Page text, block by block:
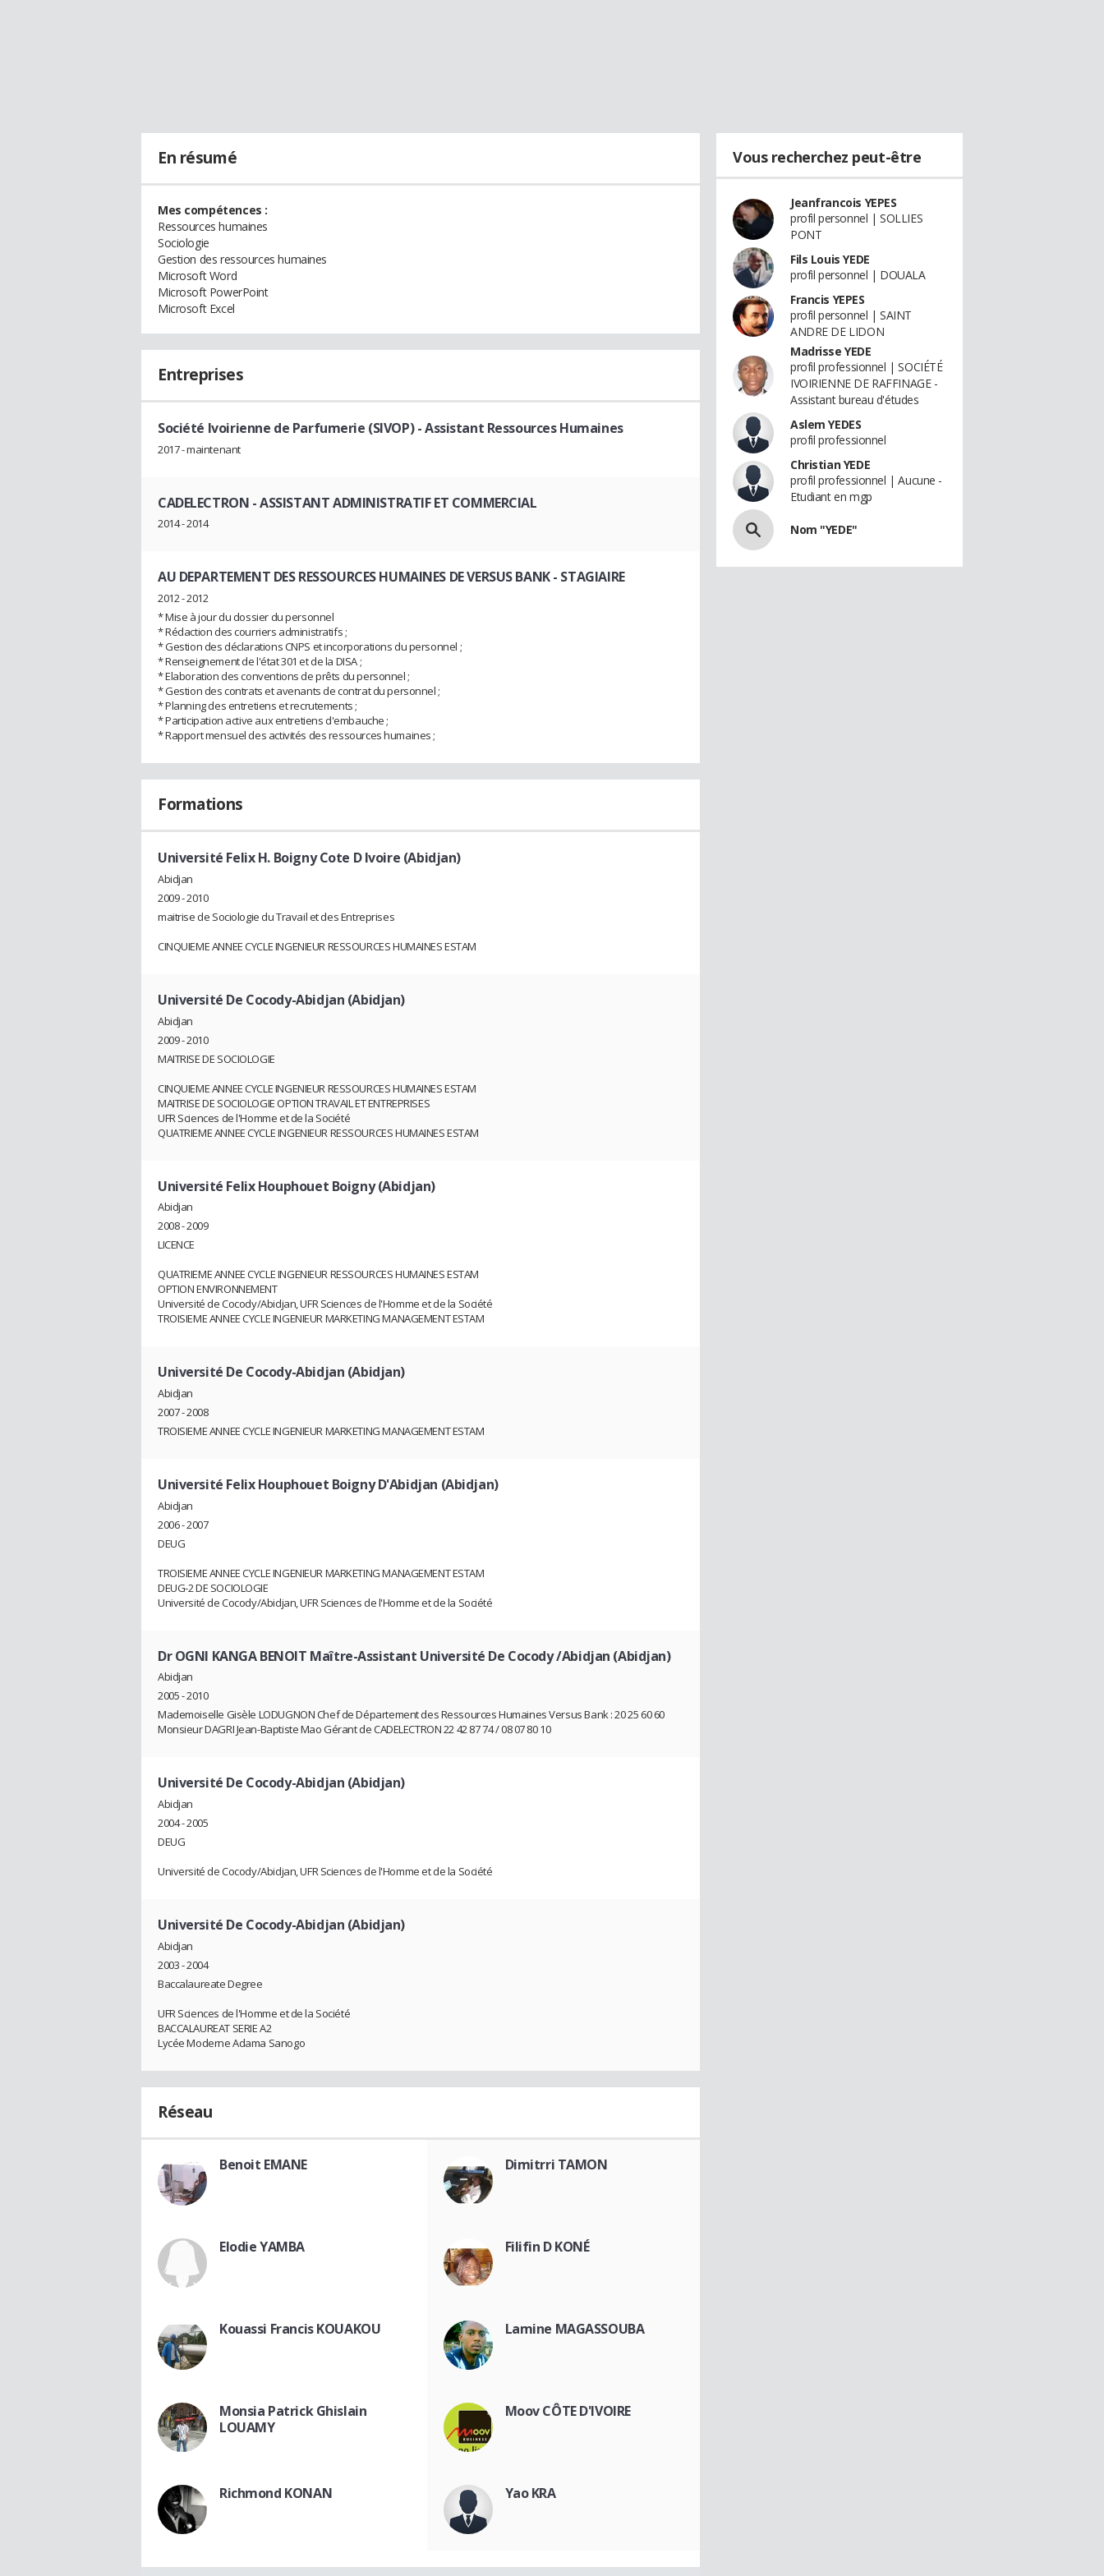
En résumé
Mes compétences :
Ressources humaines
Sociologie
Gestion des ressources humaines
Microsoft Word
Microsoft PowerPoint
Microsoft Excel
Entreprises
Société Ivoirienne de Parfumerie (SIVOP)- Assistant Ressources Humaines
2017 - maintenant
CADELECTRON - ASSISTANT ADMINISTRATIF ET COMMERCIAL
2014 - 2014
AU DEPARTEMENT DES RESSOURCES HUMAINES DE VERSUS BANK- STAGIAIRE
2012 - 2012
* Mise à jour du dossier du personnel
* Rédaction des courriers administratifs ;
* Gestion des déclarations CNPS et incorporations du personnel ;
* Renseignement de l'état 301 et de la DISA ;
* Elaboration des conventions de prêts du personnel ;
* Gestion des contrats et avenants de contrat du personnel ;
* Planning des entretiens et recrutements ;
* Participation active aux entretiens d'embauche ;
* Rapport mensuel des activités des ressources humaines ;
Formations
Université Felix H. Boigny Cote D Ivoire (Abidjan)
Abidjan
2009 - 2010
maitrise de Sociologie du Travail et des Entreprises
CINQUIEME ANNEE CYCLE INGENIEUR RESSOURCES HUMAINES ESTAM
Université De Cocody-Abidjan (Abidjan)
Abidjan
2009 - 2010
MAITRISE DE SOCIOLOGIE
CINQUIEME ANNEE CYCLE INGENIEUR RESSOURCES HUMAINES ESTAM
MAITRISE DE SOCIOLOGIE OPTION TRAVAIL ET ENTREPRISES
UFR Sciences de l'Homme et de la Société
QUATRIEME ANNEE CYCLE INGENIEUR RESSOURCES HUMAINES ESTAM
Université Felix Houphouet Boigny (Abidjan)
Abidjan
2008 - 2009
LICENCE
QUATRIEME ANNEE CYCLE INGENIEUR RESSOURCES HUMAINES ESTAM
OPTION ENVIRONNEMENT
Université de Cocody/Abidjan, UFR Sciences de l'Homme et de la Société
TROISIEME ANNEE CYCLE INGENIEUR MARKETING MANAGEMENT ESTAM
Université De Cocody-Abidjan (Abidjan)
Abidjan
2007 - 2008
TROISIEME ANNEE CYCLE INGENIEUR MARKETING MANAGEMENT ESTAM
Université Felix Houphouet Boigny D'Abidjan (Abidjan)
Abidjan
2006 - 2007
DEUG
TROISIEME ANNEE CYCLE INGENIEUR MARKETING MANAGEMENT ESTAM
DEUG-2 DE SOCIOLOGIE
Université de Cocody/Abidjan, UFR Sciences de l'Homme et de la Société
Dr OGNI KANGA BENOIT Maître-Assistant Université De Cocody /Abidjan (Abidjan)
Abidjan
2005 - 2010
Mademoiselle Gisèle LODUGNON Chef de Département des Ressources Humaines Versus Bank : 20 25 60 60
Monsieur DAGRI Jean-Baptiste Mao Gérant de CADELECTRON 22 42 87 74 / 08 07 80 10
Université De Cocody-Abidjan (Abidjan)
Abidjan
2004 - 2005
DEUG
Université de Cocody/Abidjan, UFR Sciences de l'Homme et de la Société
Université De Cocody-Abidjan (Abidjan)
Abidjan
2003 - 2004
Baccalaureate Degree
UFR Sciences de l'Homme et de la Société
BACCALAUREAT SERIE A2
Lycée Moderne Adama Sanogo
Réseau
Benoit EMANE Dimitrri TAMON
Elodie YAMBA Filifin D KONÉ
Kouassi Francis KOUAKOU Lamine MAGASSOUBA
Monsia Patrick Ghislain
LOUAMY
Moov CÔTE D'IVOIRE
Richmond KONAN Yao KRA
Vous recherchez peut-être
Jeanfrancois YEPES
profil personnel | SOLLIES
PONT
Fils Louis YEDE
profil personnel | DOUALA
Francis YEPES
profil personnel | SAINT
ANDRE DE LIDON
Madrisse YEDE
profil professionnel | SOCIÉTÉ
IVOIRIENNE DE RAFFINAGE -
Assistant bureau d'études
Aslem YEDES
profil professionnel
Christian YEDE
profil professionnel | Aucune -
Etudiant en mgp
Nom "YEDE"